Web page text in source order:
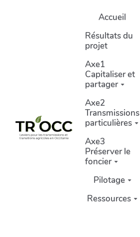
Aller au contenu principalAccueil
Résultats du
projet
Axe1
Capitaliser et
partager
Axe2
Transmissions
particulières
Axe3
Préserver le
foncier
Pilotage
Ressources